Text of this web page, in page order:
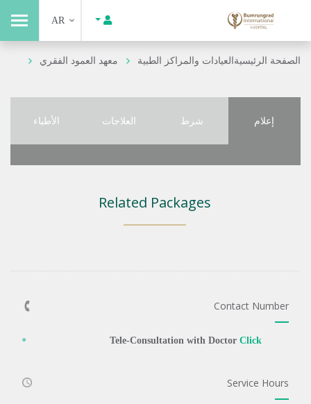
AR
الصفحة الرئيسيةالعيادات والمراكز الطبية معهد العمود الفقري
إعلام شرط العلاجات الأطباء
Related Packages
Contact Number
Tele-Consultation with Doctor Click
Service Hours